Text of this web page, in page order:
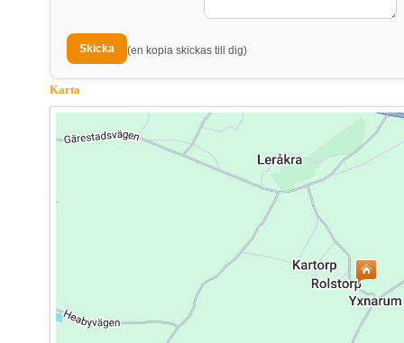
(en kopia skickas till dig)
Karta